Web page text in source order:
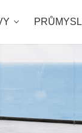
PRŮMYSL